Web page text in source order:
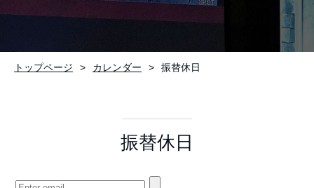
トップページ カレンダー 振替休日
振替休日